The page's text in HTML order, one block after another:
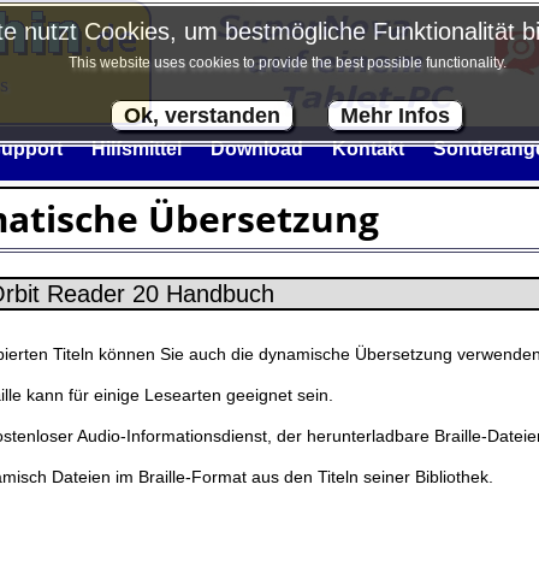
Übersetzung
Titeln können Sie auch die dynamische Übersetzung
kann für einige Lesearten geeignet sein.
Audio-Informationsdienst, der herunterladbare Braille-
Dateien im Braille-Format aus den Titeln seiner Bibliothek.
Hilfsmittel Download Kontakt
nutzt Cookies, um bestmögliche Funktionalität
This website uses cookies to provide the best possible functionality.
Ok, verstanden Mehr Infos